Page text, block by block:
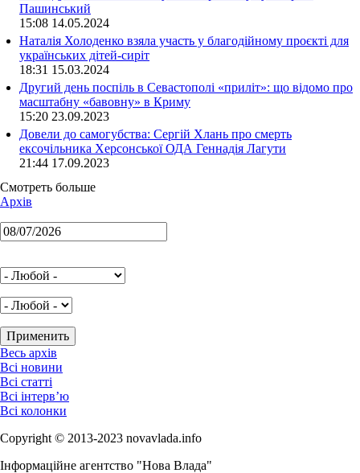
Пашинський
15:08 14.05.2024
Наталія Холоденко взяла участь у благодійному проєкті для
українських дітей-сиріт
18:31 15.03.2024
Другий день поспіль в Севастополі «приліт»: що відомо про
масштабну «бавовну» в Криму
15:20 23.09.2023
Довели до самогубства: Сергій Хлань про смерть
ексочільника Херсонської ОДА Геннадія Лагути
21:44 17.09.2023
Смотреть больше
Архів
Весь архів
Всі новини
Всі статті
Всі інтерв’ю
Всі колонки
Copyright © 2013-2023 novavlada.info
Інформаційне агентство "Нова Влада"